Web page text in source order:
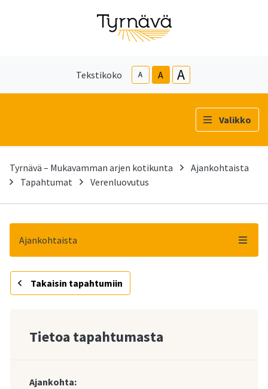
Tekstikoko A A A
Valikko
Tyrnävä – Mukavamman arjen kotikunta
Ajankohtaista
Tapahtumat
Verenluovutus
Ajankohtaista
Takaisin tapahtumiin
Tietoa tapahtumasta
Ajankohta: